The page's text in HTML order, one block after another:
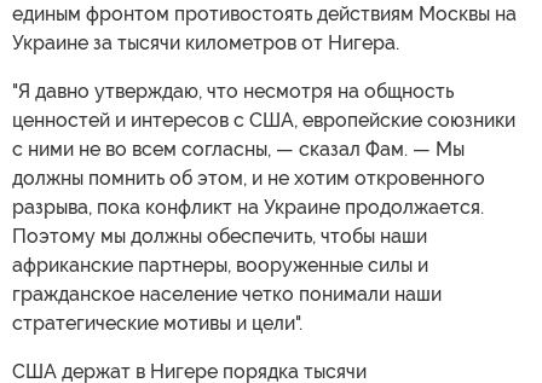
единым фронтом противостоять действиям Москвы на
Украине за тысячи километров от Нигера.
"Я давно утверждаю, что несмотря на общность
ценностей и интересов с США, европейские союзники
с ними не во всем согласны, — сказал Фам. — Мы
должны помнить об этом, и не хотим откровенного
разрыва, пока конфликт на Украине продолжается.
Поэтому мы должны обеспечить, чтобы наши
африканские партнеры, вооруженные силы и
гражданское население четко понимали наши
стратегические мотивы и цели".
США держат в Нигере порядка тысячи